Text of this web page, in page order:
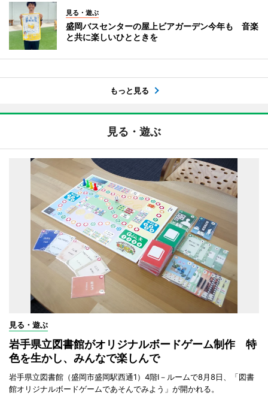
見る・遊ぶ
盛岡バスセンターの屋上ビアガーデン今年も 音楽
と共に楽しいひとときを
もっと見る
見る・遊ぶ
見る・遊ぶ
岩手県立図書館がオリジナルボードゲーム制作 特
色を生かし、みんなで楽しんで
岩手県立図書館（盛岡市盛岡駅西通1）4階I－ルームで8月8日、「図書
館オリジナルボードゲームであそんでみよう」が開かれる。